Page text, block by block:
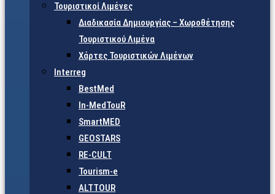
Τουριστικοί Λιμένες
Διαδικασία Δημιουργίας – Χωροθέτησης
Τουριστικού Λιμένα
Χάρτες Τουριστικών Λιμένων
Interreg
BestMed
In-MedTouR
SmartMED
GEOSTARS
RE-CULT
Tourism-e
ALTTOUR